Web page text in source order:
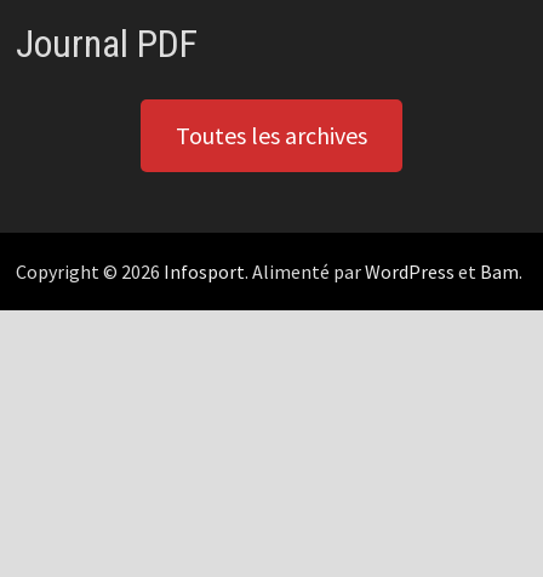
Journal PDF
Toutes les archives
Copyright © 2026 Infosport. Alimenté parWordPress et Bam.